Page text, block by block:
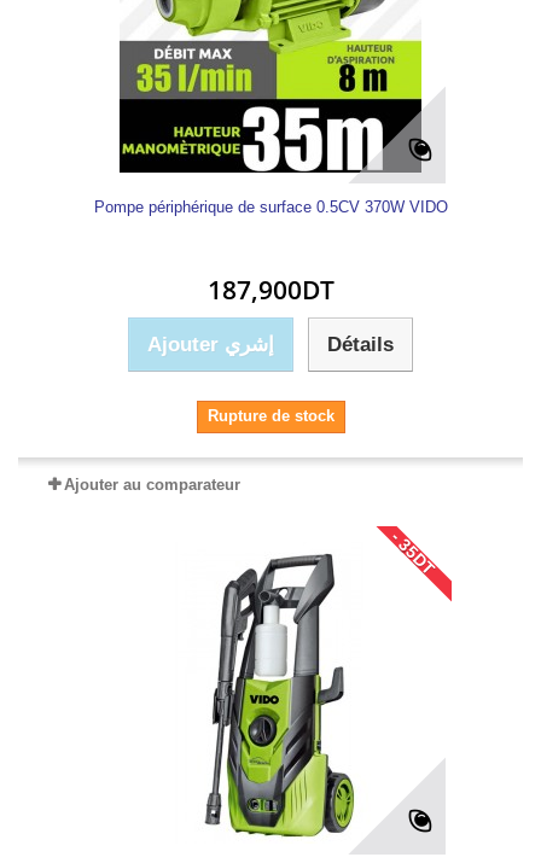
Pompe périphérique de surface 0.5CV 370W VIDO
187,900DT
Ajouter إشري Détails
Rupture de stock
Ajouter au comparateur
- 35DT